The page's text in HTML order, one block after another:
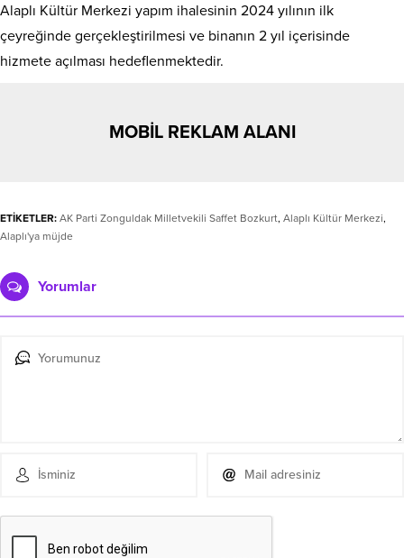
Alaplı Kültür Merkezi yapım ihalesinin 2024 yılının ilk
çeyreğinde gerçekleştirilmesi ve binanın 2 yıl içerisinde
hizmete açılması hedeflenmektedir.
MOBİL REKLAM ALANI
ETİKETLER: AK Parti Zonguldak Milletvekili Saffet Bozkurt, Alaplı Kültür Merkezi,
Alaplı'ya müjde
Yorumlar